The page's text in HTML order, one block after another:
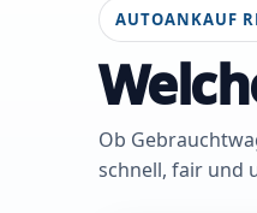
AUTOANKAUF
Ob
schnell, fair und